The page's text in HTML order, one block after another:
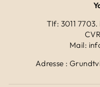
Tlf: 3011
Mail:
Adresse :